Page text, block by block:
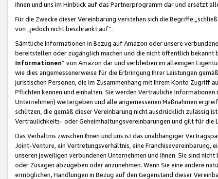
Ihnen und uns im Hinblick auf das Partnerprogramm dar und ersetzt
Für die Zwecke dieser Vereinbarung verstehen sich die Begriffe
von „jedoch nicht beschränkt auf“.
Sämtliche Informationen in Bezug auf Amazon oder unsere
bereitstellen oder zugänglich machen und die nicht öffentlich
Informationen“ von Amazon dar und verbleiben im alleinigen
wie dies angemessenerweise für die Erbringung Ihrer Leistungen
juristischen Personen, die im Zusammenhang mit Ihrem Konto
Pflichten kennen und einhalten. Sie werden Vertrauliche
Unternehmen) weitergeben und alle angemessenen Maßnahmen
schützen, die gemäß dieser Vereinbarung nicht ausdrücklich zulässig
Vertraulichkeits- oder Geheimhaltungsvereinbarungen und gilt für die
Das Verhältnis zwischen Ihnen und uns ist das unabhängiger
Joint-Venture, ein Vertretungsverhältnis, eine Franchisevereinbarung,
unseren jeweiligen verbundenen Unternehmen und Ihnen. Sie sind
oder Zusagen abzugeben oder anzunehmen. Wenn Sie eine andere
ermöglichen, Handlungen in Bezug auf den Gegenstand dieser